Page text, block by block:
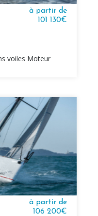
à partir de
101 130€
voiles Moteur
à partir de
106 200€